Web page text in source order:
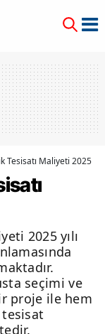
Tesisatı Maliyeti 2025
2025 yılı
seçimi ve
proje ile hem